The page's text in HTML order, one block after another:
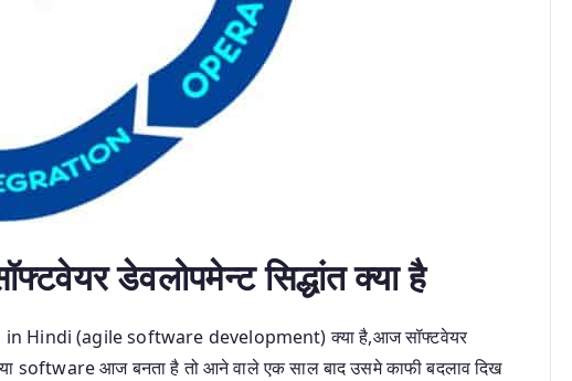
डेवलोपमेन्ट सिद्धांत क्या है
in Hindi (agile software development) क्या है,आज सॉफ्टवेयर
software आज बनता है तो आने वाले एक साल बाद उसमे काफी बदलाव दिख